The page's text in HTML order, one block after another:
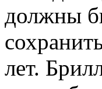
должны
лет.